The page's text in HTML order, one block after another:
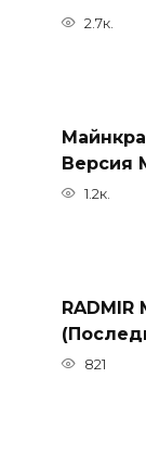
2.7к.
Версия
1.2к.
RADMIR
821